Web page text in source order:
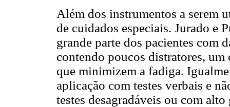
Além dos instrumentos a serem
de cuidados especiais. Jurado e
grande parte dos pacientes com
contendo poucos distratores,
que minimizem a fadiga.
aplicação com testes verbais e
testes desagradáveis ou com